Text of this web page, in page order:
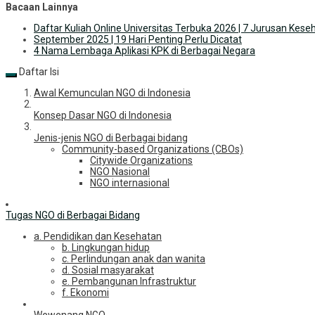
Bacaan Lainnya
Daftar Kuliah Online Universitas Terbuka 2026 | 7 Jurusan
September 2025 | 19 Hari Penting Perlu Dicatat
4 Nama Lembaga Aplikasi KPK di Berbagai Negara
Daftar Isi
Awal Kemunculan NGO di Indonesia
Konsep Dasar NGO di Indonesia
Jenis-jenis NGO di Berbagai bidang
Community-based Organizations (CBOs)
Citywide Organizations
NGO Nasional
NGO internasional
Tugas NGO di Berbagai Bidang
a. Pendidikan dan Kesehatan
b. Lingkungan hidup
c. Perlindungan anak dan wanita
d. Sosial masyarakat
e. Pembangunan Infrastruktur
f. Ekonomi